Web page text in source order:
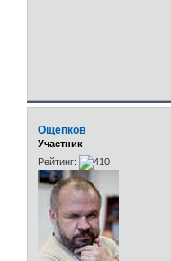
Ощепков
Участник
Рейтинг: